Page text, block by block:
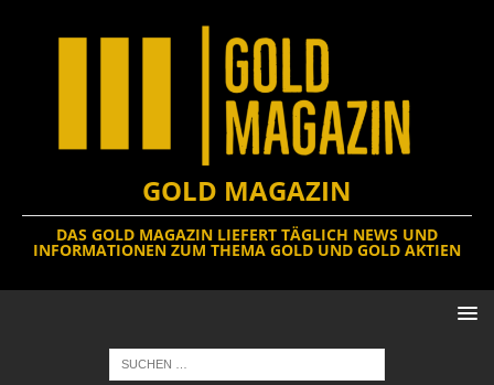
GOLD MAGAZIN
DAS GOLD MAGAZIN LIEFERT TÄGLICH NEWS UND
INFORMATIONEN ZUM THEMA GOLD UND GOLD AKTIEN